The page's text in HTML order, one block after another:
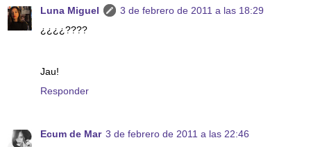
Luna Miguel
3 de febrero de 2011 a las 18:29
¿¿¿¿????
Jau!
Responder
Ecum de Mar 3 de febrero de 2011 a las 22:46